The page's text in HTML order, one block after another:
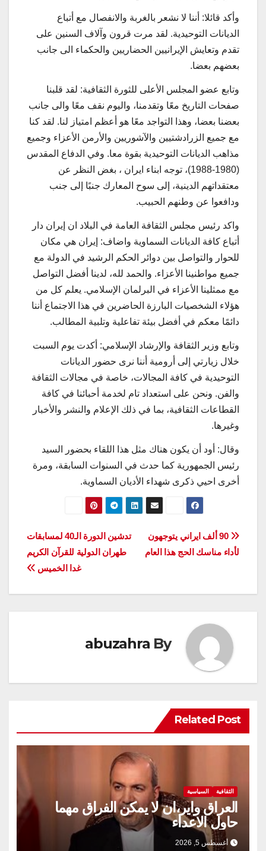
وأكد قائلا: أننا لا نشعر بالغربة والانفصال مع أتباع
الديانات التوحيدية. لقد مرت قرون وآلاف السنين على
تقدم وتعايش الإيرانيين الحضاريين والحكماء الى جانب
بعضهم بعضا.
وتابع عضو المجلس الأعلى للثورة الثقافية: لقد قلبنا
صفحات التاريخ معًا وتقدمنا، واليوم نقف معًا والى جانب
بعضنا بعضا، وهذا التواجد معًا هو أعظم امتياز لنا. لقد كنا
مع جميع الزرادشتيين والآشوريين والأرمن الأعزاء وجميع
مذاهب الديانات التوحيدية بقوة معا. وفي الدفاع المقدس
(1980-1988)، توجه ابناء ايران ، بغض النظر عن
معتقداتهم الدينية، إلى سوح المعارك جنبًا إلى جنب
ودافعوا عن وطنهم الحبيب.
واكد رئيس مجلس الثقافة العامة في البلاد ان إيران دار
أتباع كافة الديانات السماوية واضاف: إيران هي مكان
للحوار والتواصل بين دوائر الحكم الرشيد في الدولة مع
جميع مواطنينا الأعزاء. والحمد لله، لدينا أفضل التواصل
مع ممثلينا الأعزاء في البرلمان الإسلامي. يعلم كل من
هؤلاء الشخصيات البارزة الحاضرين في هذا الاجتماع أننا
دائمًا معكم في أفضل بيئة تفاعلية وتلبية المطالب.
وتابع وزير الثقافة والإرشاد الإسلامي: أكدت يوم السبت
خلال زيارتي إلى أرومية أننا نرى حضور الديانات
التوحيدية في كافة المجالات، خاصة في مجالات الثقافة
والفن. ونحن على استعداد تام لخدمة أحبائنا في كافة
القطاعات الثقافية، بما في ذلك الإعلام والنشر والأخبار
وغيرها.
وقال: أود أن يكون هناك مثل هذا اللقاء بحضور السيد
رئيس الجمهورية كما حدث في السنوات السابقة، ومرة
أخرى احيي ذكرى شهداء الأديان السماوية.
تصفّح
المقالات
تدشين الدورة الـ40 لمسابقات
طهران الدولية للقرآن الكريم
غدا الخميس
90 ألف ايراني يتوجهون
لأداء مناسك الحج هذا العام
By
abuzahra
Related Post
الثقافية السياسية
العراق واير،ان لا يمكن الفراق مهما
حاول الاعداء
أغسطس 5, 2026